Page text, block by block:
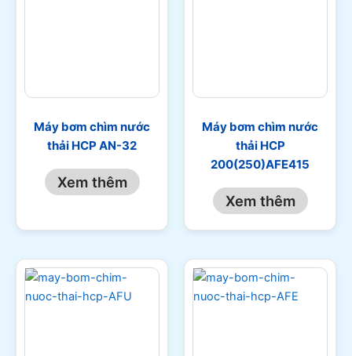
Máy bơm chìm nước
thải HCP AN-32
Xem thêm
Máy bơm chìm nước
thải HCP
200(250)AFE415
Xem thêm